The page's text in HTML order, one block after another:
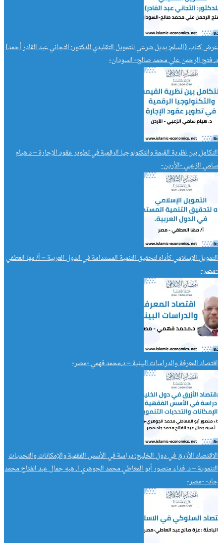
عرض كتاب (السلم: بديل شرعي للتمويل التقليدي للدكتور: التجاني عبد القادر أحمد)
د. فتح الرحمن علي محمد صالح- السودان-
التكامل بين نظرية القيمة والتكنولوجيا الرقمية في تطوير عقود الإجارة – د.هيام
سامي الزعبي -الأردن-
التمويل الإسلامي كأداه لتحقيق التنمية المستدامة في الدول العربية – أ/ مها العطفي
-مصر-
اقتصاد المعرفة والدراسات البينية – د.محمد فهمي -مصر-
الاقتصاد الأزرق في دول الخليج: دراسة في الأسس الفقهية والإمكانات والتحديات
التنموية – د. فداء منصور أبو المعاطي محمد الجوهري ا. هبه جمال عبد الفتاح محمد
جاد- -مصر-